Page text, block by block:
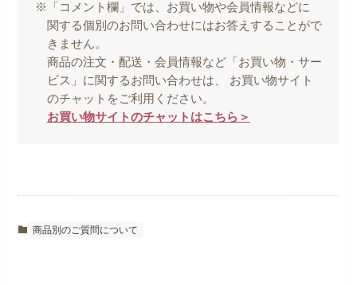
※「コメント欄」では、お買い物や会員情報などに
関する個別のお問い合わせにはお答えすることがで
きません。
商品の注文・配送・会員情報など「お買い物・サー
ビス」に関するお問い合わせは、 お買い物サイト
のチャットをご利用ください。
お買い物サイトのチャットはこちら＞
商品別のご質問について